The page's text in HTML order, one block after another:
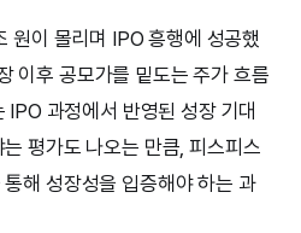
원이 몰리며 IPO 흥행에 성공했
이후 공모가를 밑도는 주가 흐름
IPO 과정에서 반영된 성장 기대
평가도 나오는 만큼, 피스피스
해 성장성을 입증해야 하는 과